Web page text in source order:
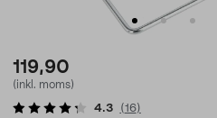
119,90
(inkl. moms)
4.3 (16)